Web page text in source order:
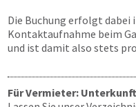
Die Buchung erfolgt dabei
Kontaktaufnahme beim
und ist damit also stets
Für Vermieter: